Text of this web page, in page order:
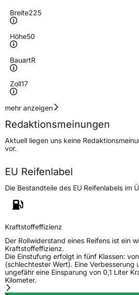
Breite225
Höhe50
BauartR
Zoll17
Geschwindigkeitsindex
Höchstgeschwindigkeit
240 km/h
Lastindex98
Höchstlast750 kg
Generelle Merkmale
Fahrzeugtyp
VerwendungWinterreifen
ModellnameZ 507
FahrzeugartPKW & SUV
Weitere Eigenschaften
mehr anzeigen
Redaktionsmeinungen
Aktuell liegen uns keine
vor.
EU Reifenlabel
Die Bestandteile des EU Reifenlabels im
Kraftstoffeffizienz
Der Rollwiderstand eines Reifens ist ein
Kraftstoffeffizienz.
Die Einstufung erfolgt in fünf Klassen:
(schlechtester Wert). Eine Verbesserung
ungefähr eine Einsparung von 0,1 Liter
Kilometer.